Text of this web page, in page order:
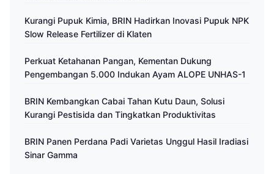
Kurangi Pupuk Kimia, BRIN Hadirkan Inovasi Pupuk NPK
Slow Release Fertilizer di Klaten
Perkuat Ketahanan Pangan, Kementan Dukung
Pengembangan 5.000 Indukan Ayam ALOPE UNHAS-1
BRIN Kembangkan Cabai Tahan Kutu Daun, Solusi
Kurangi Pestisida dan Tingkatkan Produktivitas
BRIN Panen Perdana Padi Varietas Unggul Hasil Iradiasi
Sinar Gamma